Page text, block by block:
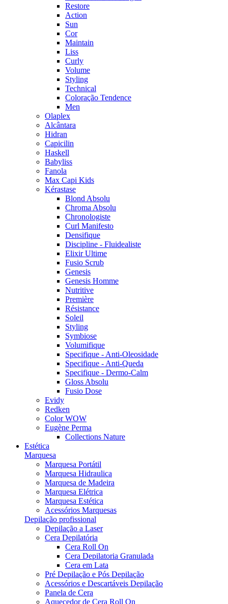
Restore
Action
Sun
Cor
Maintain
Liss
Curly
Volume
Styling
Technical
Coloração Tendence
Men
Olaplex
Alcântara
Hidran
Capicilin
Haskell
Babyliss
Fanola
Max Capi Kids
Kérastase
Blond Absolu
Chroma Absolu
Chronologiste
Curl Manifesto
Densifique
Discipline - Fluidealiste
Elixir Ultime
Fusio Scrub
Genesis
Genesis Homme
Nutritive
Première
Résistance
Soleil
Styling
Symbiose
Volumifique
Specifique - Anti-Oleosidade
Specifique - Anti-Queda
Specifique - Dermo-Calm
Gloss Absolu
Fusio Dose
Evidy
Redken
Color WOW
Eugène Perma
Collections Nature
Estética
Marquesa
Marquesa Portátil
Marquesa Hidraulica
Marquesa de Madeira
Marquesa Elétrica
Marquesa Estética
Acessórios Marquesas
Depilação profissional
Depilação a Laser
Cera Depilatória
Cera Roll On
Cera Depilatoria Granulada
Cera em Lata
Pré Depilação e Pós Depilação
Acessórios e Descartáveis Depilação
Panela de Cera
Aquecedor de Cera Roll On